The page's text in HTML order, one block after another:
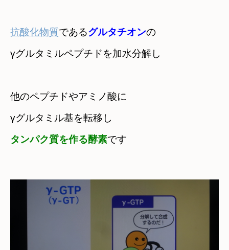
抗酸化物質であるグルタチオンの
γグルタミルペプチドを加水分解し
他のペプチドやアミノ酸に
タンパク質を作る酵素です